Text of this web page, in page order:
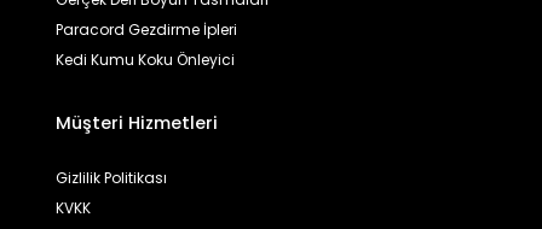
Paracord Gezdirme İpleri
Kedi Kumu Koku Önleyici
Müşteri Hizmetleri
Gizlilik Politikası
KVKK